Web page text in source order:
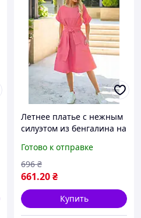
Летнее платье с нежным
силуэтом из бенгалина на
2705018-6, р. 44-50
Коралловый
Готово к отправке
661.20₴
696 ₴
Купить